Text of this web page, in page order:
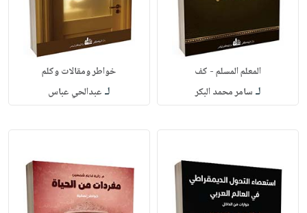
المعلم المسلم - كف
لـ سامر محمد البكر
خواطر ومقالات وكلم
لـ عبدالحي عباس